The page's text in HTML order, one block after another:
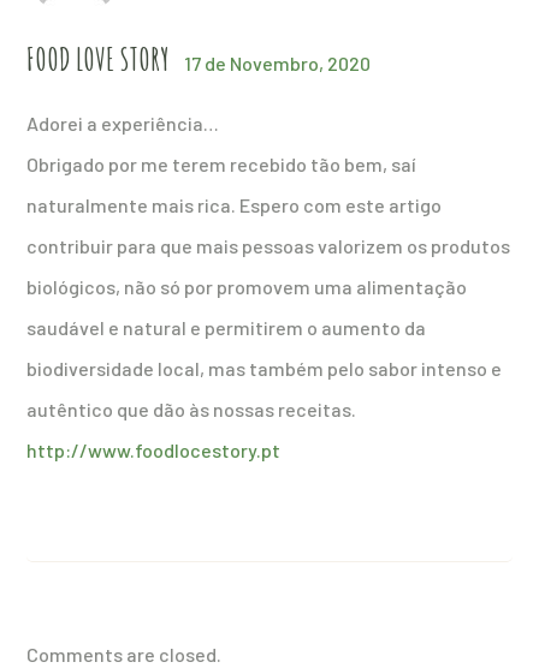
FOOD LOVE STORY 17 de Novembro, 2020
Adorei a experiência…
Obrigado por me terem recebido tão bem, saí
naturalmente mais rica. Espero com este artigo
contribuir para que mais pessoas valorizem os produtos
biológicos, não só por promovem uma alimentação
saudável e natural e permitirem o aumento da
biodiversidade local, mas também pelo sabor intenso e
autêntico que dão às nossas receitas.
http://www.foodlocestory.pt
Comments are closed.